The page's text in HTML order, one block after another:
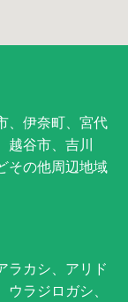
、伊奈町、宮代
越谷市、吉川
その他周辺地域
ラカシ、アリド
ラジロガシ、